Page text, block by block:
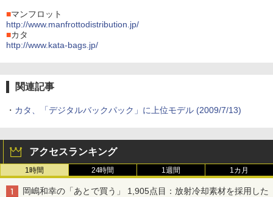
■マンフロット
http://www.manfrottodistribution.jp/
■カタ
http://www.kata-bags.jp/
関連記事
・ カタ、「デジタルバックパック」に上位モデル (2009/7/13)
アクセスランキング
1時間 24時間 1週間 1カ月
岡嶋和幸の「あとで買う」 1,905点目：放射冷却素材を採用した